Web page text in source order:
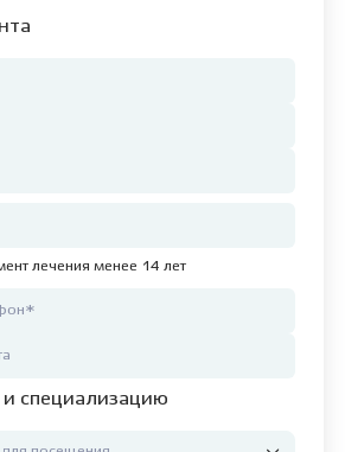
лечения менее 14 лет
и специализацию